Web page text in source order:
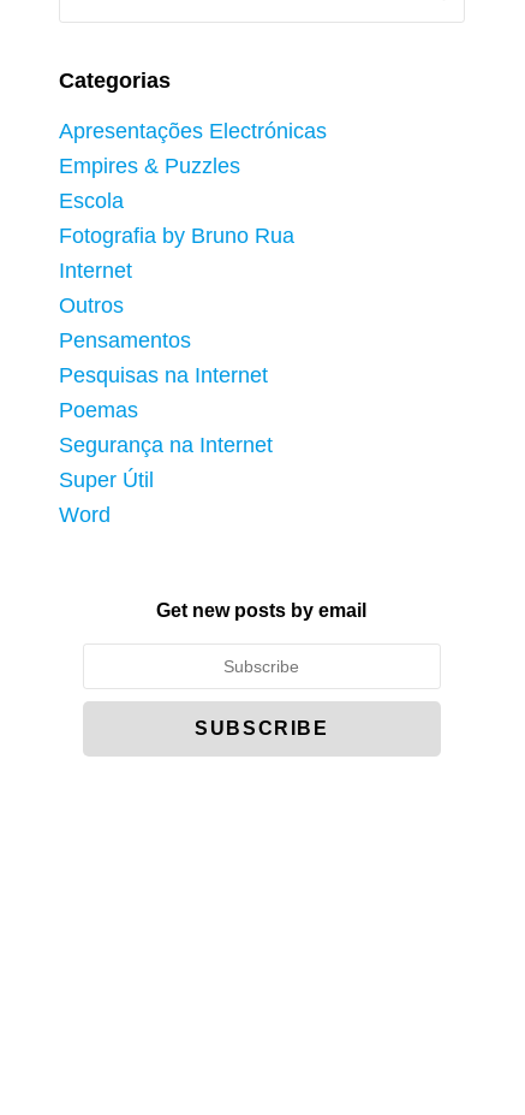
Categorias
Apresentações Electrónicas
Empires & Puzzles
Escola
Fotografia by Bruno Rua
Internet
Outros
Pensamentos
Pesquisas na Internet
Poemas
Segurança na Internet
Super Útil
Word
Get new posts by email